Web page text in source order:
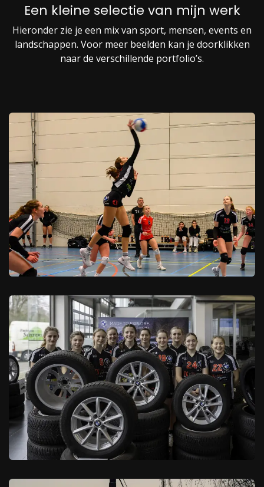
Een kleine selectie van mijn werk
Hieronder zie je een mix van sport, mensen, events en
landschappen. Voor meer beelden kan je doorklikken
naar de verschillende portfolio’s.